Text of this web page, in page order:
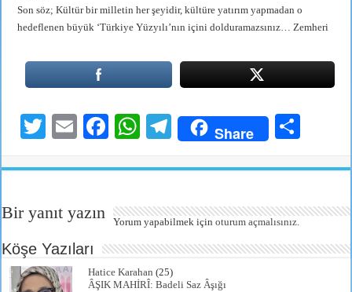
Son söz; Kültür bir milletin her şeyidir, kültüre yatırım yapmadan o
hedeflenen büyük ‘Türkiye Yüzyılı’nın içini dolduramazsınız… Zemheri
T
tte
E
ail
Fa
bo
ok
W
ts
A
pp
Te
gr
a
m
Share
re
Bir yanıt yazın Yorum yapabilmek içinoturum açmalısınız.
Köşe Yazıları
Hatice Karahan (25)
ÂŞIK MAHİRÎ: Badeli Saz Âşığı